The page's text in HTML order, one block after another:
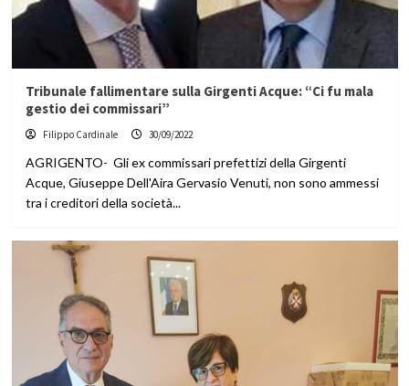
Tribunale fallimentare sulla Girgenti Acque: “Ci fu mala
gestio dei commissari”
Filippo Cardinale 30/09/2022
AGRIGENTO- Gli ex commissari prefettizi della Girgenti
Acque, Giuseppe Dell'Aira Gervasio Venuti, non sono ammessi
tra i creditori della società...